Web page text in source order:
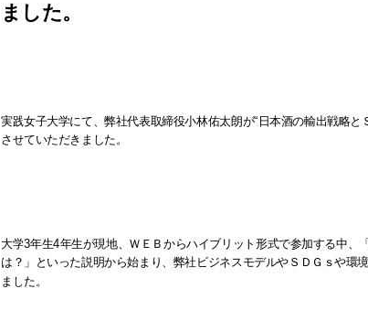
ました。
実践女子大学にて、弊社代表取締役小林佑太朗が“日本酒の輸出戦略と
させていただきました。
大学3年生4年生が現地、ＷＥＢからハイブリット形式で参加する中、
は？」といった説明から始まり、弊社ビジネスモデルやＳＤＧｓや環
ました。